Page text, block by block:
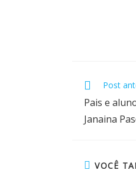
Post
Pais e
Janaina
VOCÊ